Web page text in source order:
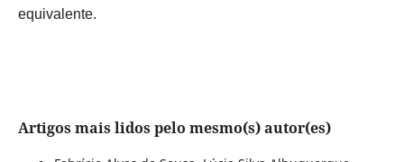
equivalente.
Artigos mais lidos pelo mesmo(s) autor(es)